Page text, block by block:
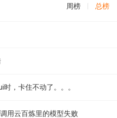
周榜 总榜
，卡住不动了。。。
用云百炼里的模型失败